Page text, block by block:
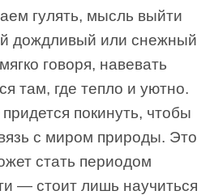
гулять, мысль выйти
дождливый или снежный
говоря, навевать
там, где тепло и уютно.
покинуть, чтобы
с миром природы. Это
стать периодом
— стоит лишь научиться